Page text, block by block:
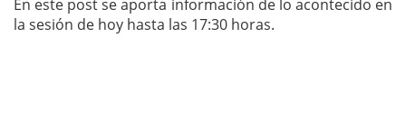
En este post se aporta información de lo acontecido en
la sesión de hoy hasta las 17:30 horas.